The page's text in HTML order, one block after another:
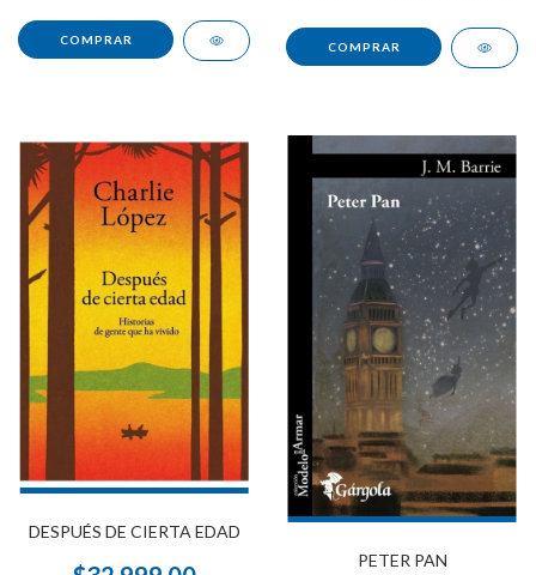
DESPUÉS DE CIERTA EDAD
PETER PAN